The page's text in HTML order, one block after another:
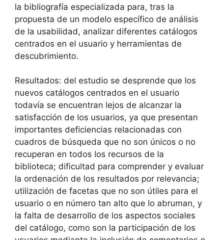
la bibliografía especializada para, tras la
propuesta de un modelo específico de análisis
de la usabilidad, analizar diferentes catálogos
centrados en el usuario y herramientas de
descubrimiento.
Resultados: del estudio se desprende que los
nuevos catálogos centrados en el usuario
todavía se encuentran lejos de alcanzar la
satisfacción de los usuarios, ya que presentan
importantes deficiencias relacionadas con
cuadros de búsqueda que no son únicos o no
recuperan en todos los recursos de la
biblioteca; dificultad para comprender y evaluar
la ordenación de los resultados por relevancia;
utilización de facetas que no son útiles para el
usuario o en número tan alto que lo abruman, y
la falta de desarrollo de los aspectos sociales
del catálogo, como son la participación de los